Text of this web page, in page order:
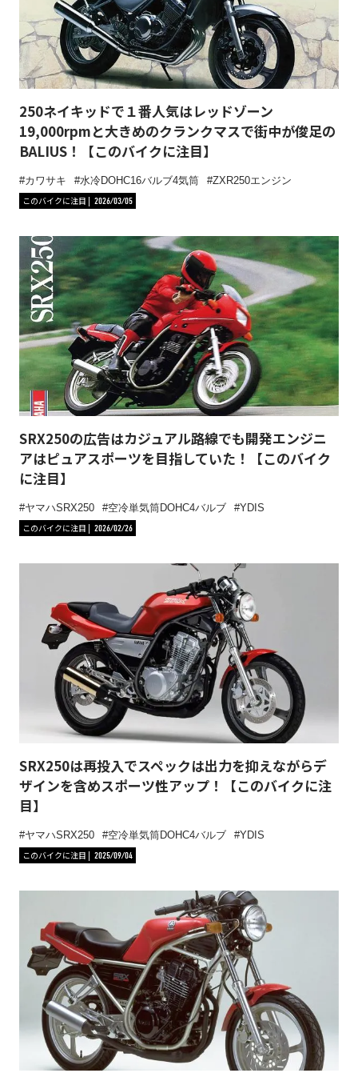
250ネイキッドで１番人気はレッドゾーン
19,000rpmと大きめのクランクマスで街中が俊足の
BALIUS！【このバイクに注目】
カワサキ 水冷DOHC16バルブ4気筒
ZXR250エンジン
このバイクに注目
2026/03/05
SRX250の広告はカジュアル路線でも開発エンジニ
アはピュアスポーツを目指していた！【このバイク
に注目】
ヤマハSRX250 空冷単気筒DOHC4バルブ
YDIS
このバイクに注目
2026/02/26
SRX250は再投入でスペックは出力を抑えながらデ
ザインを含めスポーツ性アップ！【このバイクに注
目】
ヤマハSRX250 空冷単気筒DOHC4バルブ
YDIS
このバイクに注目
2025/09/04